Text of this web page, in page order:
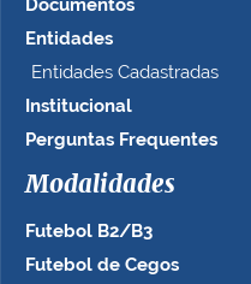
o
t
a
n
o
o
m
Documentos
Entidades
Entidades Cadastradas
Institucional
Perguntas Frequentes
Modalidades
Futebol B2/B3
Futebol de Cegos